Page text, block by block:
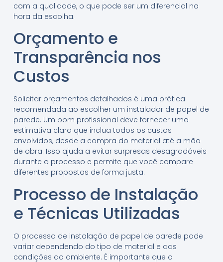
com a qualidade, o que pode ser um diferencial na
hora da escolha.
Orçamento e
Transparência nos
Custos
Solicitar orçamentos detalhados é uma prática
recomendada ao escolher um instalador de papel de
parede. Um bom profissional deve fornecer uma
estimativa clara que inclua todos os custos
envolvidos, desde a compra do material até a mão
de obra. Isso ajuda a evitar surpresas desagradáveis
durante o processo e permite que você compare
diferentes propostas de forma justa.
Processo de Instalação
e Técnicas Utilizadas
O processo de instalação de papel de parede pode
variar dependendo do tipo de material e das
condições do ambiente. É importante que o